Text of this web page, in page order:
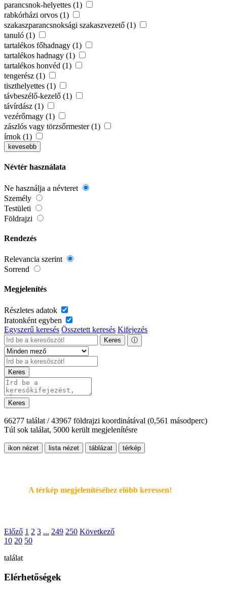
parancsnok-helyettes (1)
rabkórházi orvos (1)
szakaszparancsnoksági szakaszvezető (1)
tanuló (1)
tartalékos főhadnagy (1)
tartalékos hadnagy (1)
tartalékos honvéd (1)
tengerész (1)
tiszthelyettes (1)
távbeszélő-kezelő (1)
távírdász (1)
vezérőrnagy (1)
zászlós vagy törzsőrmester (1)
írnok (1)
kevesebb
Névtér használata
Ne használja a névteret
Személy
Testületi
Földrajzi
Rendezés
Relevancia szerint
Sorrend
Megjelenítés
Részletes adatok
Iratonként egyben
Egyszerű keresés Összetett keresés Kifejezés
Keres ⓘ
Keres
Keres
66277 találat / 43967 földrajzi koordinátával (0,561 másodperc)
Túl sok találat, 5000 került megjelenítésre
ikon nézet lista nézet táblázat térkép
A térkép megjelenítéséhez elöbb keressen!
Előző 1 2 3 ... 249 250 Következő
10 20 50
találat
Elérhetőségek